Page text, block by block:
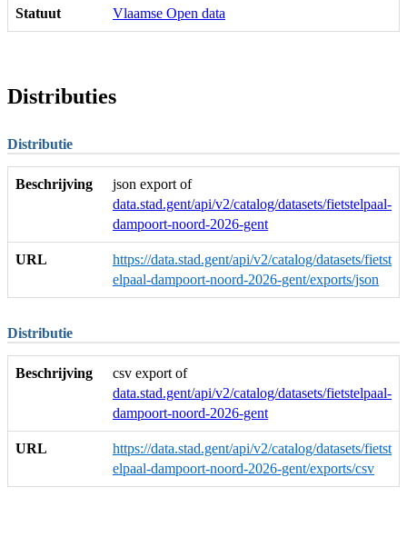
Statuut Vlaamse Open data
Distributies
Distributie
Beschrijving
json export of
data.stad.gent/api/v2/catalog/datasets/fietstelpaal-
dampoort-noord-2026-gent
URL
https://data.stad.gent/api/v2/catalog/datasets/fietst
elpaal-dampoort-noord-2026-gent/exports/json
Distributie
Beschrijving
csv export of
data.stad.gent/api/v2/catalog/datasets/fietstelpaal-
dampoort-noord-2026-gent
URL
https://data.stad.gent/api/v2/catalog/datasets/fietst
elpaal-dampoort-noord-2026-gent/exports/csv